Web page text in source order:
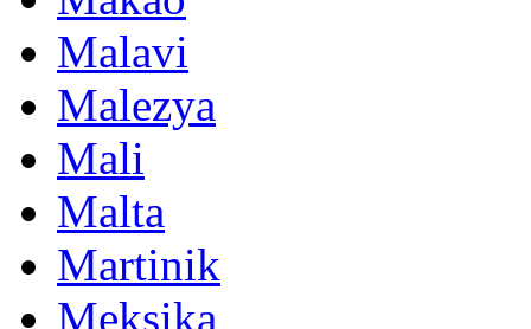
Malavi
Malezya
Mali
Malta
Martinik
Meksika